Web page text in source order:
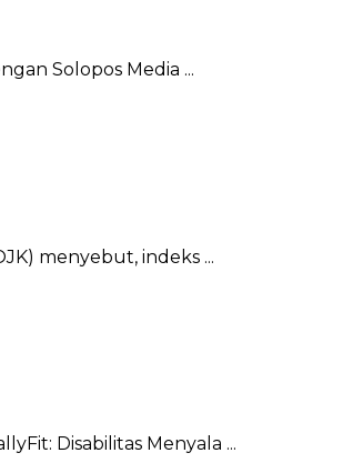
Solopos Media ...
menyebut, indeks ...
Disabilitas Menyala ...